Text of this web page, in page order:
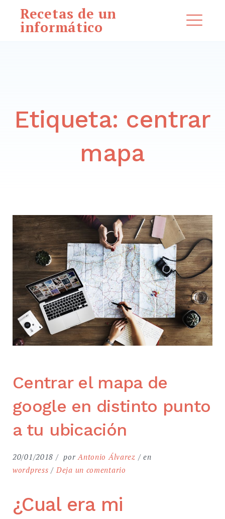
Saltar
contenido
Recetas de un
informático
Etiqueta: centrar
mapa
Centrar el mapa de
google en distinto punto
a tu ubicación
20/01/2018 porAntonio Álvarez
en
wordpress
Deja un comentario
¿Cual era mi